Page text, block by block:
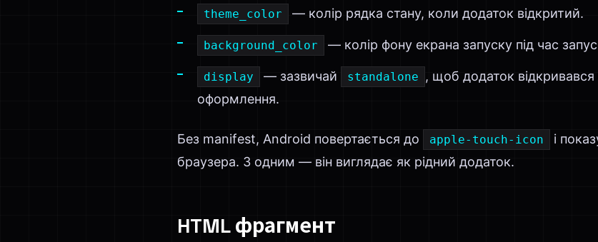
theme_color — колір рядка стану, коли додаток відкритий.
background_color — колір фону екрана запуску під час
display — зазвичай standalone
, щоб додаток
оформлення.
Без manifest, Android повертається до apple-touch-icon
і
браузера. З одним — він виглядає як рідний додаток.
HTML фрагмент